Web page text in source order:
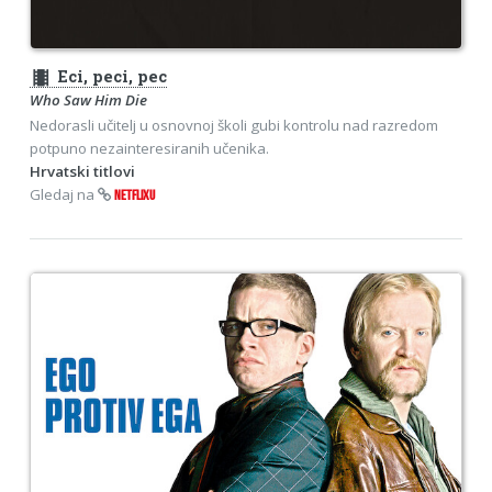
theaters Eci, peci, pec
Who Saw Him Die
Nedorasli učitelj u osnovnoj školi gubi kontrolu nad razredom
potpuno nezainteresiranih učenika.
Hrvatski titlovi
Gledaj na
NETFLIXU